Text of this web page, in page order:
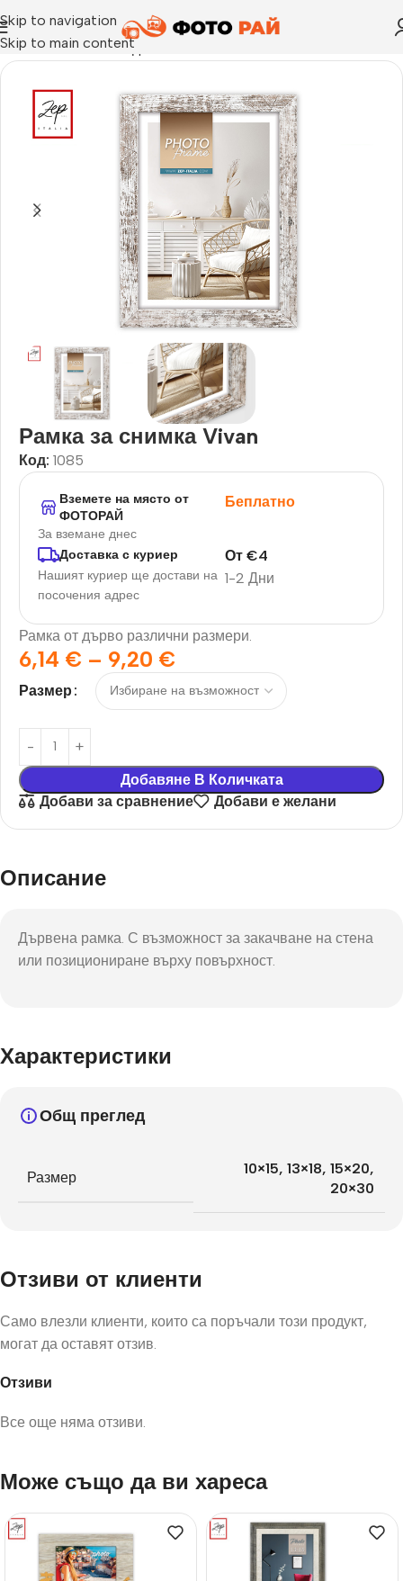
Skip to navigation
Skip to main content
Начало›Рамка за една снимка
Рамка за снимка Vivan
Код: 1085
Вземете на място от
ФОТОРАЙ
За вземане днес
Беплатно
Доставка с куриер
Нашият куриер ще достави на
посочения адрес
1-2 Дни
От€4
Рамка от дърво различни размери.
6,14 € – 9,20 €
Размер
Добавяне В Количката
Добави за сравнение
Добави е желани
Описание
Дървена рамка. С възможност за закачване на стена
или позициониране върху повърхност.
Характеристики
Общ преглед
Размер
10×15, 13×18, 15×20,
20×30
Отзиви от клиенти
Отзиви
Все още няма отзиви.
Само влезли клиенти, които са поръчали този продукт,
могат да оставят отзив.
Може също да ви хареса